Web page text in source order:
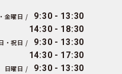
金曜日 /
9:30 - 13:30
14:30 - 18:30
・祝日 /
9:30 - 13:30
14:30 - 17:30
日曜日 / 9:30 - 13:30